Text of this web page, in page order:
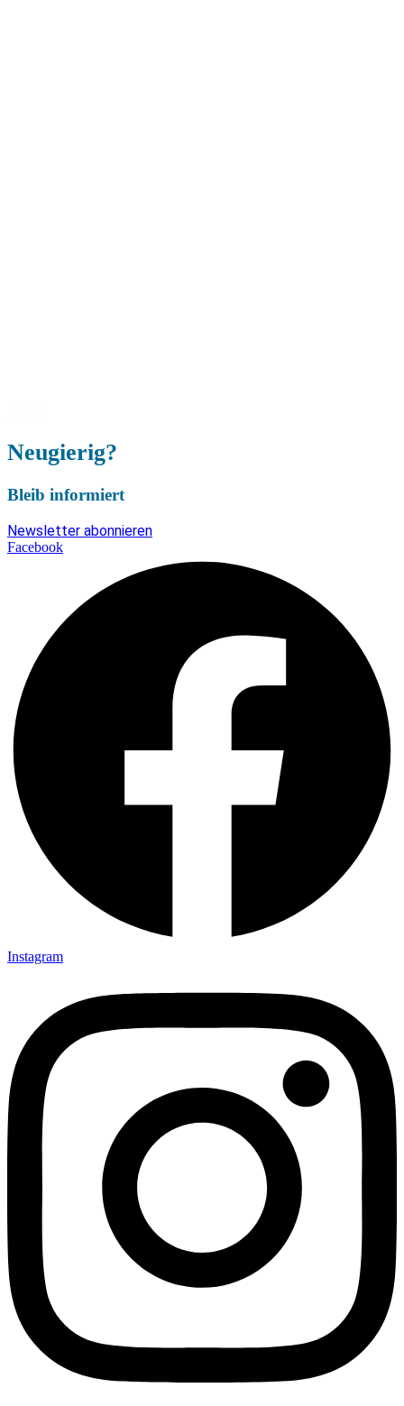
Neugierig?
Bleib informiert
Newsletter abonnieren
Facebook
Instagram